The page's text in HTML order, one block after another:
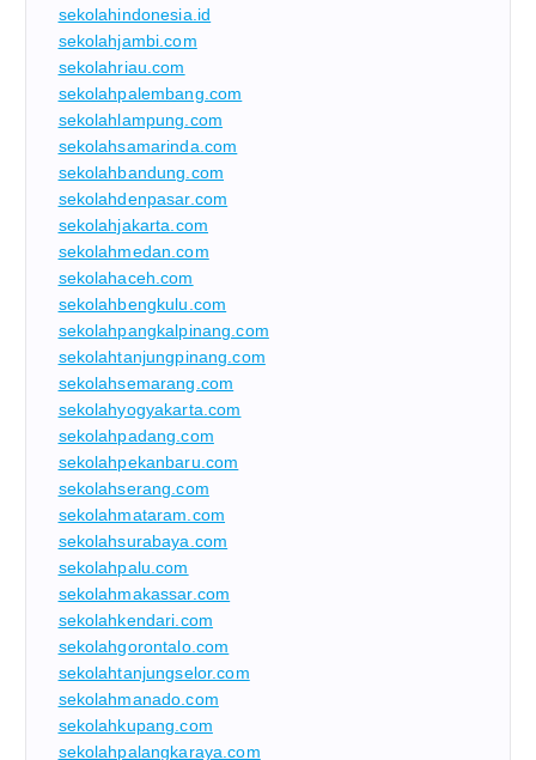
sekolahindonesia.id
sekolahjambi.com
sekolahriau.com
sekolahpalembang.com
sekolahlampung.com
sekolahsamarinda.com
sekolahbandung.com
sekolahdenpasar.com
sekolahjakarta.com
sekolahmedan.com
sekolahaceh.com
sekolahbengkulu.com
sekolahpangkalpinang.com
sekolahtanjungpinang.com
sekolahsemarang.com
sekolahyogyakarta.com
sekolahpadang.com
sekolahpekanbaru.com
sekolahserang.com
sekolahmataram.com
sekolahsurabaya.com
sekolahpalu.com
sekolahmakassar.com
sekolahkendari.com
sekolahgorontalo.com
sekolahtanjungselor.com
sekolahmanado.com
sekolahkupang.com
sekolahpalangkaraya.com